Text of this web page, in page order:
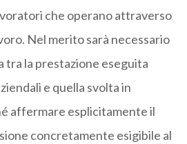
che operano attraverso
Nel merito sarà necessario
tra la prestazione eseguita
e quella svolta in
affermare esplicitamente il
concretamente esigibile al